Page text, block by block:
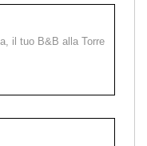
il tuo B&B alla Torre